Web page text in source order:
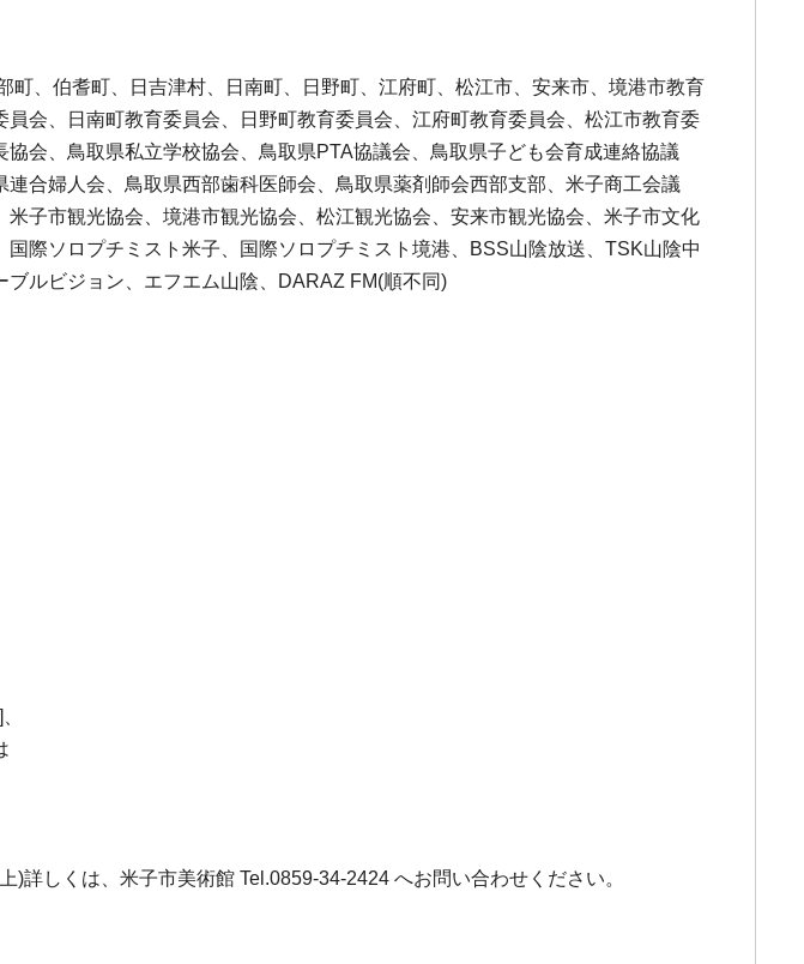
、伯耆町、日吉津村、日南町、日野町、江府町、松江市、安来市、境港市教育
会、日南町教育委員会、日野町教育委員会、江府町教育委員会、松江市教育委
会、鳥取県私立学校協会、鳥取県PTA協議会、鳥取県子ども会育成連絡協議
合婦人会、鳥取県西部歯科医師会、鳥取県薬剤師会西部支部、米子商工会議
子市観光協会、境港市観光協会、松江観光協会、安来市観光協会、米子市文化
際ソロプチミスト米子、国際ソロプチミスト境港、BSS山陰放送、TSK山陰中
ルビジョン、エフエム山陰、DARAZ FM(順不同)
詳しくは、米子市美術館 Tel.0859-34-2424 へお問い合わせください。